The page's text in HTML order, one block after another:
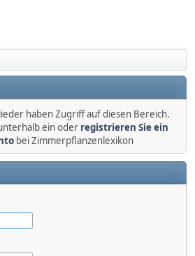
haben Zugriff auf diesen Bereich.
ein oder registrieren Sie ein
bei Zimmerpflanzenlexikon